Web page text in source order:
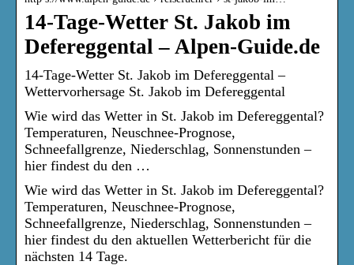
14-Tage-Wetter St. Jakob im
Defereggental – Alpen-Guide.de
14-Tage-Wetter St. Jakob im Defereggental –
Wettervorhersage St. Jakob im Defereggental
Wie wird das Wetter in St. Jakob im Defereggental?
Temperaturen, Neuschnee-Prognose,
Schneefallgrenze, Niederschlag, Sonnenstunden –
hier findest du den …
Wie wird das Wetter in St. Jakob im Defereggental?
Temperaturen, Neuschnee-Prognose,
Schneefallgrenze, Niederschlag, Sonnenstunden –
hier findest du den aktuellen Wetterbericht für die
nächsten 14 Tage.